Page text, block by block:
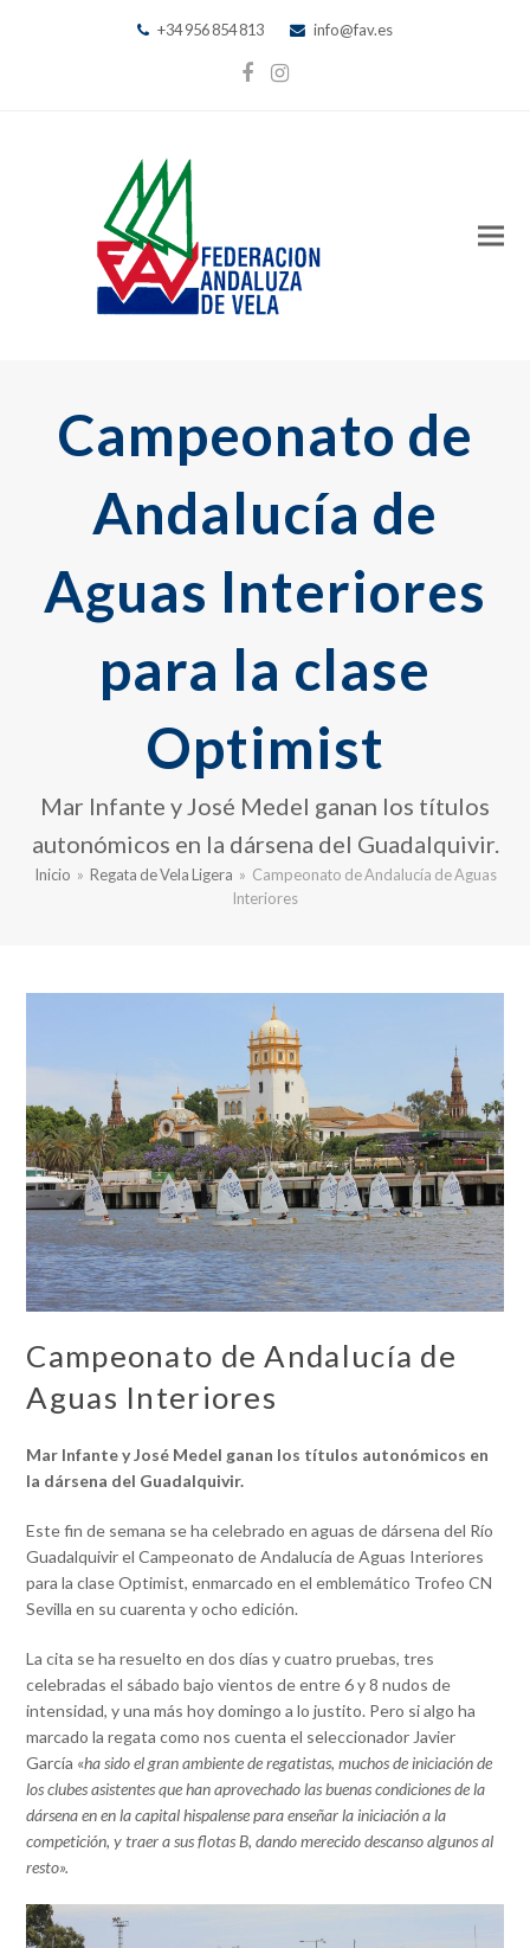
+34 956 854 813 info@fav.es
Facebook
Instagram
Campeonato de
Andalucía de
Aguas Interiores
para la clase
Optimist
Mar Infante y José Medel ganan los títulos
autonómicos en la dársena del Guadalquivir.
Inicio » Regata de Vela Ligera » Campeonato de Andalucía de Aguas
Interiores
Campeonato de Andalucía de
Aguas Interiores
Mar Infante y José Medel ganan los títulos autonómicos en
la dársena del Guadalquivir.
Este fin de semana se ha celebrado en aguas de dársena del Río
Guadalquivir el Campeonato de Andalucía de Aguas Interiores
para la clase Optimist, enmarcado en el emblemático Trofeo CN
Sevilla en su cuarenta y ocho edición.
La cita se ha resuelto en dos días y cuatro pruebas, tres
celebradas el sábado bajo vientos de entre 6 y 8 nudos de
intensidad, y una más hoy domingo a lo justito. Pero si algo ha
marcado la regata como nos cuenta el seleccionador Javier
García «ha sido el gran ambiente de regatistas, muchos de iniciación de
los clubes asistentes que han aprovechado las buenas condiciones de la
dársena en en la capital hispalense para enseñar la iniciación a la
competición, y traer a sus flotas B, dando merecido descanso algunos al
resto».